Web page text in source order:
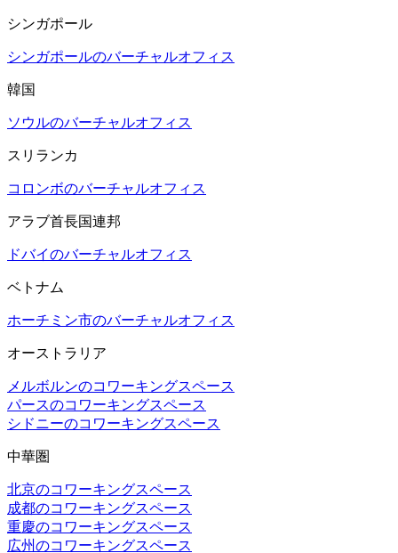
シンガポール
シンガポールのバーチャルオフィス
韓国
ソウルのバーチャルオフィス
スリランカ
コロンボのバーチャルオフィス
アラブ首長国連邦
ドバイのバーチャルオフィス
ベトナム
ホーチミン市のバーチャルオフィス
オーストラリア
メルボルンのコワーキングスペース
パースのコワーキングスペース
シドニーのコワーキングスペース
中華圏
北京のコワーキングスペース
成都のコワーキングスペース
重慶のコワーキングスペース
広州のコワーキングスペース